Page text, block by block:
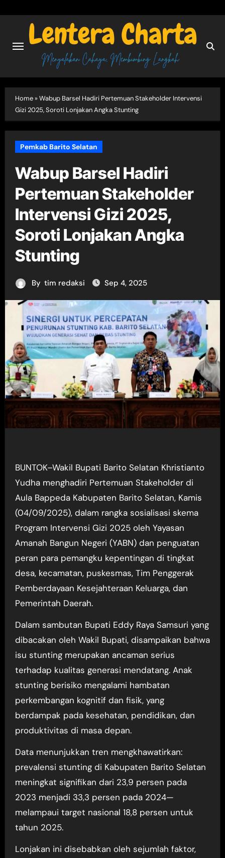
Home»Wabup Barsel Hadiri Pertemuan Stakeholder Intervensi
Gizi 2025, Soroti Lonjakan Angka Stunting
Pemkab Barito Selatan
Wabup Barsel Hadiri
Pertemuan Stakeholder
Intervensi Gizi 2025,
Soroti Lonjakan Angka
Stunting
By tim redaksi Sep 4, 2025
BUNTOK–Wakil Bupati Barito Selatan Khristianto
Yudha menghadiri Pertemuan Stakeholder di
Aula Bappeda Kabupaten Barito Selatan, Kamis
(04/09/2025), dalam rangka sosialisasi skema
Program Intervensi Gizi 2025 oleh Yayasan
Amanah Bangun Negeri (YABN) dan penguatan
peran para pemangku kepentingan di tingkat
desa, kecamatan, puskesmas, Tim Penggerak
Pemberdayaan Kesejahteraan Keluarga, dan
Pemerintah Daerah.
Dalam sambutan Bupati Eddy Raya Samsuri yang
dibacakan oleh Wakil Bupati, disampaikan bahwa
isu stunting merupakan ancaman serius
terhadap kualitas generasi mendatang. Anak
stunting berisiko mengalami hambatan
perkembangan kognitif dan fisik, yang
berdampak pada kesehatan, pendidikan, dan
produktivitas di masa depan.
Data menunjukkan tren mengkhawatirkan:
prevalensi stunting di Kabupaten Barito Selatan
meningkat signifikan dari 23,9 persen pada
2023 menjadi 33,3 persen pada 2024—
melampaui target nasional 18,8 persen untuk
tahun 2025.
Lonjakan ini disebabkan oleh sejumlah faktor,